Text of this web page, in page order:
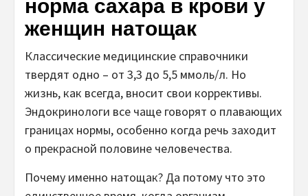
норма сахара в крови у
женщин натощак
Классические медицинские справочники
твердят одно – от 3,3 до 5,5 ммоль/л. Но
жизнь, как всегда, вносит свои коррективы.
Эндокринологи все чаще говорят о плавающих
границах нормы, особенно когда речь заходит
о прекрасной половине человечества.
Почему именно натощак? Да потому что это